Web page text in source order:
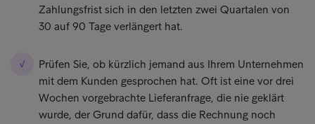
Zahlungsfrist sich in den letzten zwei Quartalen von
30 auf 90 Tage verlängert hat.
Prüfen Sie, ob kürzlich jemand aus Ihrem Unternehmen
mit dem Kunden gesprochen hat. Oft ist eine vor drei
Wochen vorgebrachte Lieferanfrage, die nie geklärt
wurde, der Grund dafür, dass die Rechnung noch